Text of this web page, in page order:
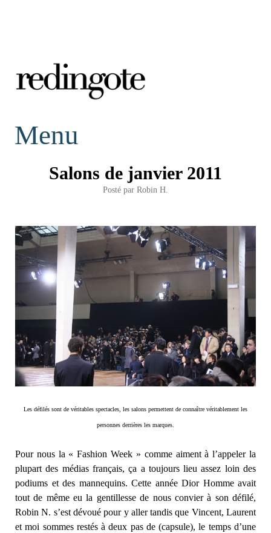
redingote.
Menu
Salons de janvier 2011
Posté par Robin H.
Les défilés sont de véritables spectacles, les salons permettent de connaître véritablement les
personnes derrières les marques.
Pour nous la « Fashion Week » comme aiment à l’appeler la
plupart des médias français, ça a toujours lieu assez loin des
podiums et des mannequins. Cette année Dior Homme avait
tout de même eu la gentillesse de nous convier à son défilé,
Robin N. s’est dévoué pour y aller tandis que Vincent, Laurent
et moi sommes restés à deux pas de (capsule), le temps d’une